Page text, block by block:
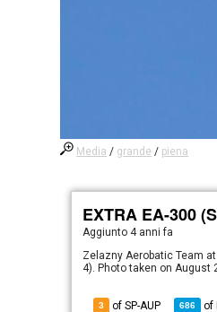
Media / grande / piena
EXTRA EA-300
Aggiunto 4 anni fa
Zelazny Aerobatic Team at
4). Photo taken on August
3 of SP-AUP 686 of